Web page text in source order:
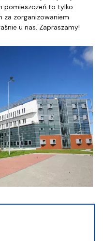
pomieszczeń to tylko
za zorganizowaniem
u nas. Zapraszamy!